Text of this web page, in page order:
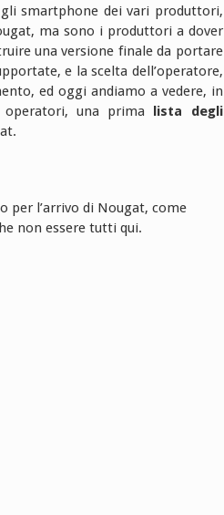
smartphone dei vari produttori,
ma sono i produttori a dover
una versione finale da portare
e la scelta dell’operatore,
ed oggi andiamo a vedere, in
una prima lista degli
per l’arrivo di Nougat, come
non essere tutti qui.